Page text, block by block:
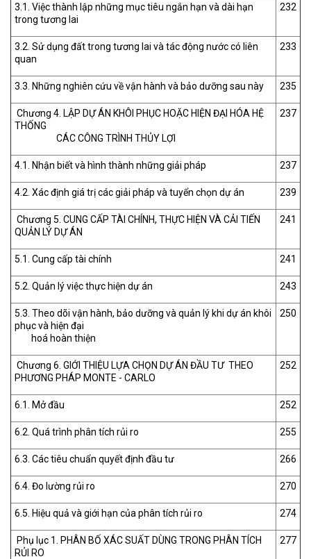
3.1. Việc thành lập những mục tiêu ngắn hạn và dài hạn
trong tương lai
232
3.2. Sử dụng đất trong tương lai và tác động nước có liên
quan
233
3.3. Những nghiên cứu về vận hành và bảo dưỡng sau này 235
Chương 4. LẬP DỰ ÁN KHÔI PHỤC HOẶC HIỆN ĐẠI HÓA HỆ
THỐNG
CÁC CÔNG TRÌNH THỦY LỢI
237
4.1. Nhận biết và hình thành những giải pháp 237
4.2. Xác định giá trị các giải pháp và tuyển chọn dự án 239
Chương 5. CUNG CẤP TÀI CHÍNH, THỰC HIỆN VÀ CẢI TIẾN
QUẢN LÝ DỰ ÁN
241
5.1. Cung cấp tài chính 241
5.2. Quản lý việc thực hiện dự án 243
5.3. Theo dõi vận hành, bảo dưỡng và quản lý khi dự án khôi
phục và hiện đại
hoá hoàn thiện
250
Chương 6. GIỚI THIỆU LỰA CHỌN DỰ ÁN ĐẦU TƯ THEO
PHƯƠNG PHÁP MONTE - CARLO
252
6.1. Mở đầu 252
6.2. Quá trình phân tích rủi ro 255
6.3. Các tiêu chuẩn quyết định đầu tư 266
6.4. Đo lường rủi ro 270
6.5. Hiệu quả và giới hạn của phân tích rủi ro 274
Phụ lục 1. PHÂN BỐ XÁC SUẤT DÙNG TRONG PHÂN TÍCH
RỦI RO
277